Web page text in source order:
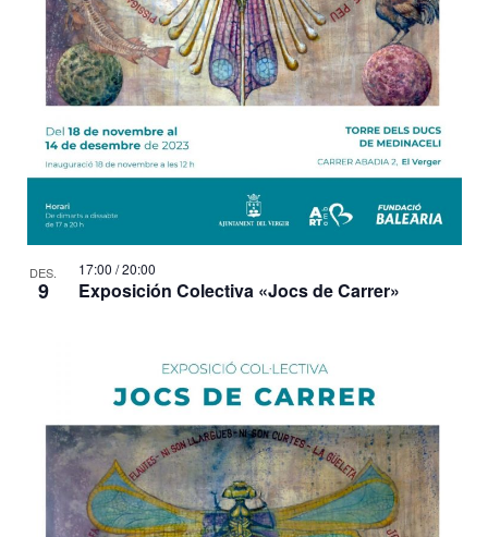
DES.
9 Exposición Colectiva «Jocs de Carrer»
17:00 / 20:00